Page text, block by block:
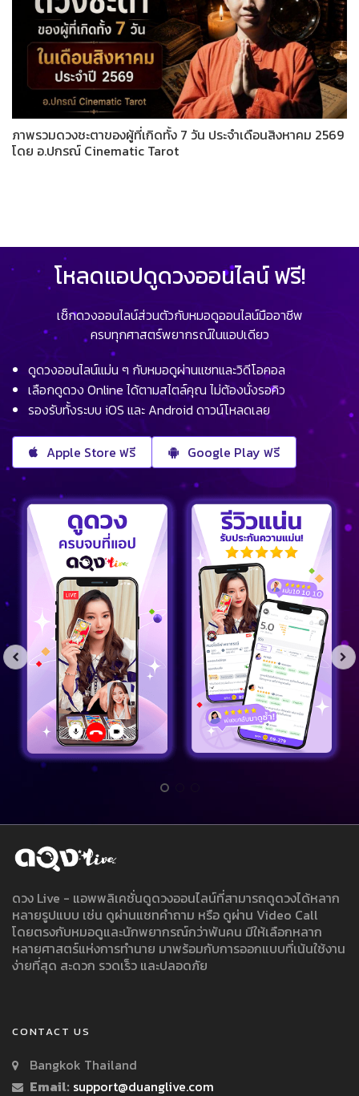
ภาพรวมดวงชะตาของผู้ที่เกิดทั้ง 7 วัน ประจำเดือนสิงหาคม 2569
โดย อ.ปกรณ์ Cinematic Tarot
โหลดแอปดูดวงออนไลน์ ฟรี!
เช็กดวงออนไลน์ส่วนตัวกับหมอดูออนไลน์มืออาชีพ
ครบทุกศาสตร์พยากรณ์ในแอปเดียว
ดูดวงออนไลน์แม่น ๆ กับหมอดูผ่านแชทและวิดีโอคอล
เลือกดูดวง Online ได้ตามสไตล์คุณ ไม่ต้องนั่งรอคิว
รองรับทั้งระบบ iOS และ Android ดาวน์โหลดเลย
Apple Store ฟรี Google Play ฟรี
ดวง Live - แอพพลิเคชั่นดูดวงออนไลน์ที่สามารถดูดวงได้หลาก
หลายรูปแบบ เช่น ดูผ่านแชทคำถาม หรือ ดูผ่าน Video Call
โดยตรงกับหมอดูและนักพยากรณ์กว่าพันคน มีให้เลือกหลาก
หลายศาสตร์แห่งการทำนาย มาพร้อมกับการออกแบบที่เน้นใช้งาน
ง่ายที่สุด สะดวก รวดเร็ว และปลอดภัย
CONTACT US
Bangkok Thailand
Email: support@duanglive.com